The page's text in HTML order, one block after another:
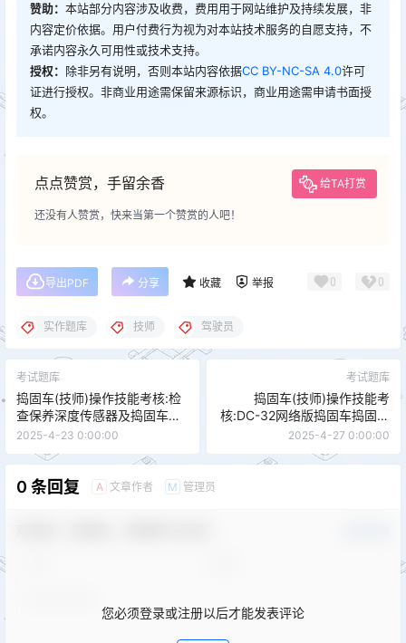
赞助： 本站部分内容涉及收费，费用用于网站维护及持续发展，非
内容定价依据。用户付费行为视为对本站技术服务的自愿支持，不
承诺内容永久可用性或技术支持。
授权： 除非另有说明，否则本站内容依据CC BY-NC-SA 4.0许可
证进行授权。非商业用途需保留来源标识，商业用途需申请书面授
权。
点点赞赏，手留余香 给TA打赏
还没有人赞赏，快来当第一个赞赏的人吧！
导出PDF 分享 收藏 举报 0 0
实作题库 技师 驾驶员
考试题库
捣固车(技师)操作技能考核:检
查保养深度传感器及捣固车没
有起道
2025-4-23 0:00:00
考试题库
捣固车(技师)操作技能考
核:DC-32网络版捣固车捣固装
置不下降故障处理
2025-4-27 0:00:00
0 条回复 A 文章作者 M 管理员
您必须登录或注册以后才能发表评论